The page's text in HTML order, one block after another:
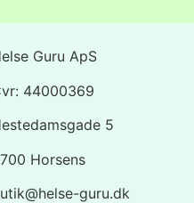
Guru ApS
44000369
5
Horsens
guru.dk